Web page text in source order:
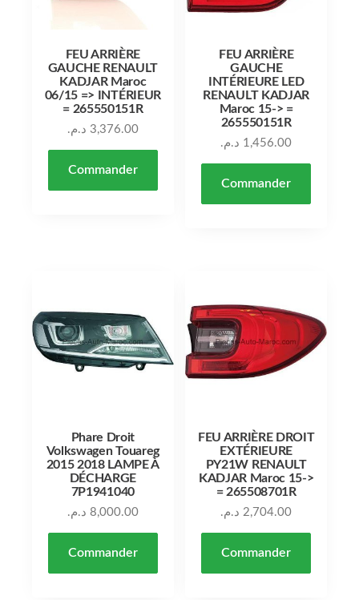
FEU ARRIÈRE
GAUCHE RENAULT
KADJAR Maroc
06/15 => INTÉRIEUR
= 265550151R
3,376.00 د.م.
Commander
FEU ARRIÈRE
GAUCHE
INTÉRIEURE LED
RENAULT KADJAR
Maroc 15-> =
265550151R
1,456.00 د.م.
Commander
Phare Droit
Volkswagen Touareg
2015 2018 LAMPE À
DÉCHARGE
7P1941040
8,000.00 د.م.
Commander
FEU ARRIÈRE DROIT
EXTÉRIEURE
PY21W RENAULT
KADJAR Maroc 15->
= 265508701R
2,704.00 د.م.
Commander